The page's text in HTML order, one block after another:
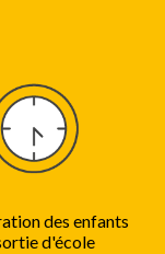
des enfants
d'école